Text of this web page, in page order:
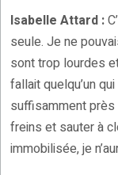
Isabelle Attard :
seule. Je ne
sont trop lourdes
fallait quelqu’un
suffisamment près
freins et sauter à
immobilisée, je